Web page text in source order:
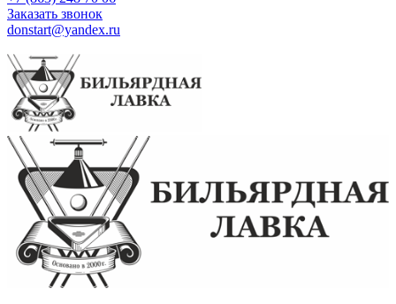
Заказать звонок
donstart@yandex.ru